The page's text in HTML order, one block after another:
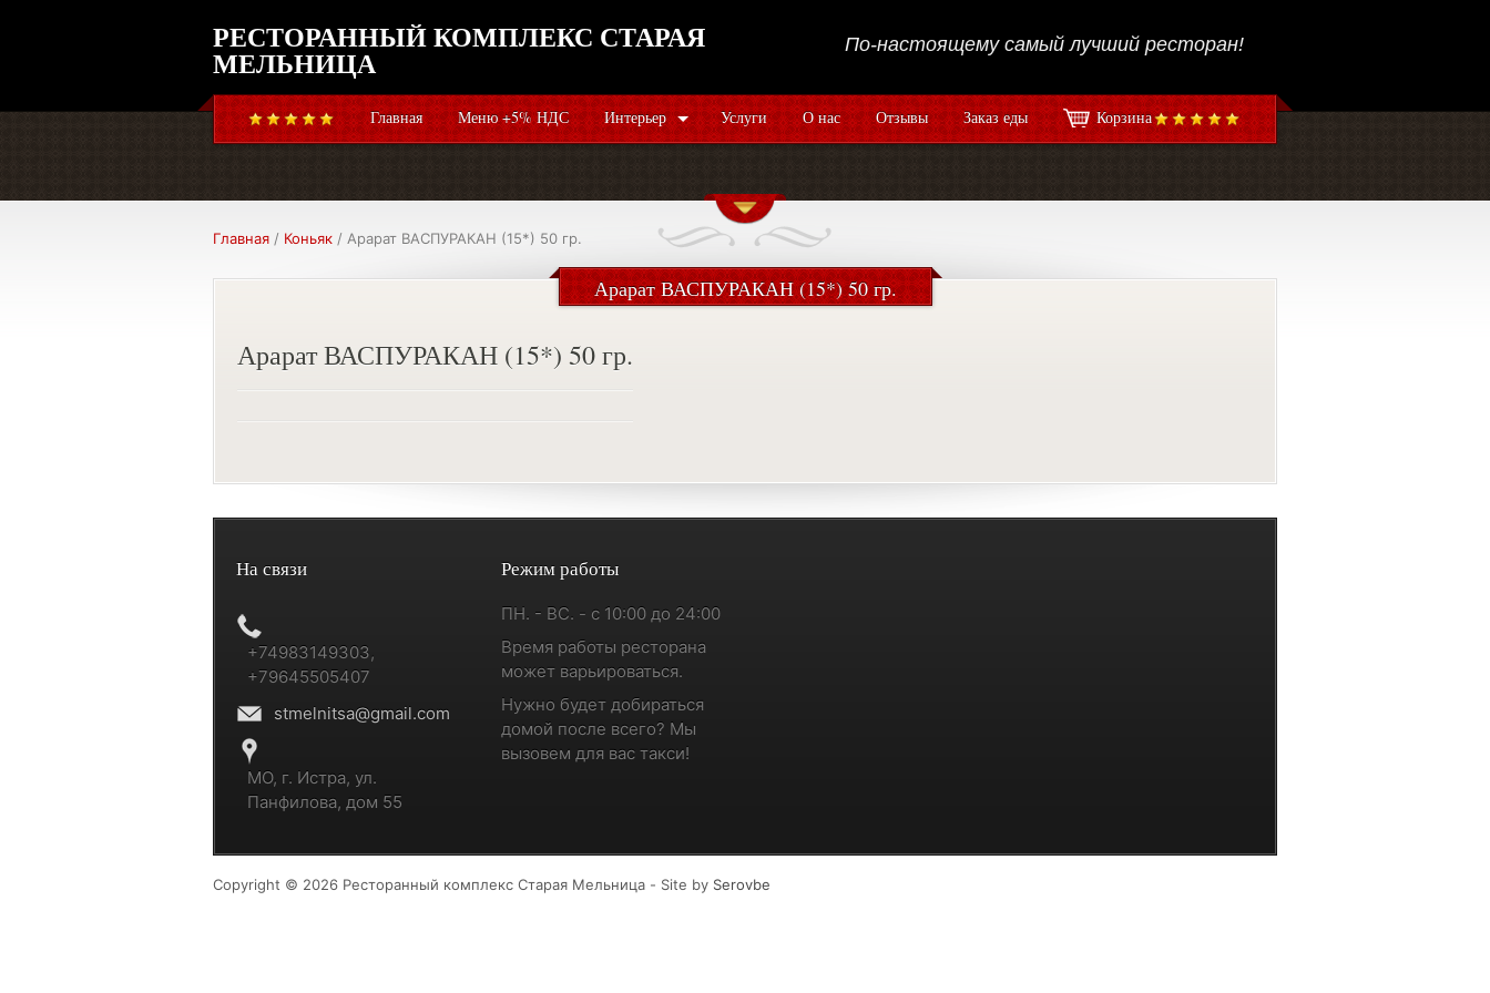
Главная Меню +5% НДС Интерьер Услуги О нас Отзывы Заказ еды Корзина
РЕСТОРАННЫЙ КОМПЛЕКС СТАРАЯ
МЕЛЬНИЦА По-настоящему самый лучший ресторан!
Главная / Коньяк / Арарат ВАСПУРАКАН (15*) 50 гр.
Арарат ВАСПУРАКАН (15*) 50 гр.
Арарат ВАСПУРАКАН (15*) 50 гр.
На связи
+74983149303,
+79645505407
stmelnitsa@gmail.com
МО, г. Истра, ул.
Панфилова, дом 55
Режим работы
ПН. - ВС. - с 10:00 до 24:00
Время работы ресторана
может варьироваться.
Нужно будет добираться
домой после всего? Мы
вызовем для вас такси!
Copyright © 2026 Ресторанный комплекс Старая Мельница - Site by Serovbe